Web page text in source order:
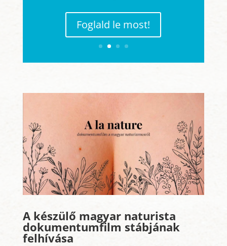
Foglald le most!
A készülő magyar naturista
dokumentumfilm stábjának
felhívása